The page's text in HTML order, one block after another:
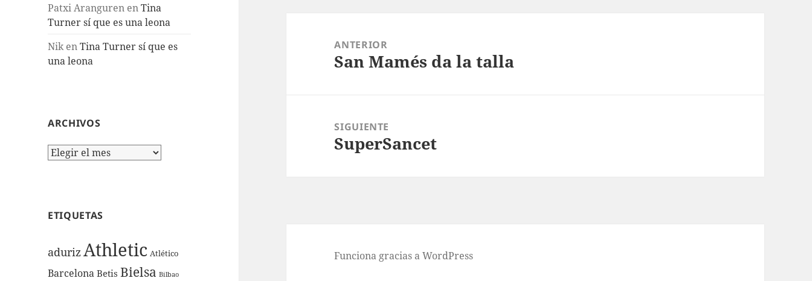
Patxi Aranguren enTina
Turner sí que es una leona
NikenTina Turner sí que es
una leona
ARCHIVOS
Archivos
ETIQUETAS
adurizAthletic Atlético
Barcelona Betis Bielsa Bilbao
entradas
ANTERIOR
Entrada
San Mamés da la talla
SIGUIENTE
Entrada
SuperSancet
Funciona gracias a WordPress